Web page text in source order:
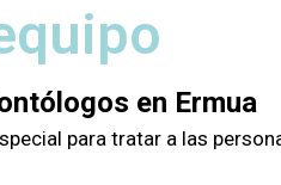
en Ermua
para tratar a las